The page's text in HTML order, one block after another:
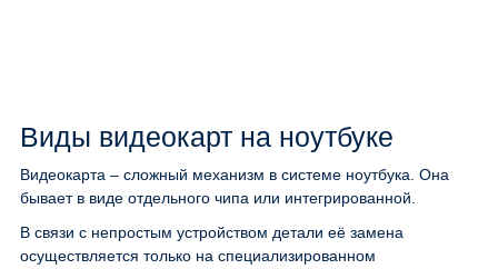
Виды видеокарт на ноутбуке
Видеокарта – сложный механизм в системе ноутбука. Она
бывает в виде отдельного чипа или интегрированной.
В связи с непростым устройством детали её замена
осуществляется только на специализированном